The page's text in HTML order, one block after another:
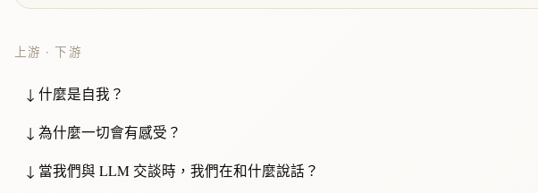
上游 · 下游
↓ 什麼是自我？
↓ 為什麼一切會有感受？
↓ 當我們與 LLM 交談時，我們在和什麼說話？